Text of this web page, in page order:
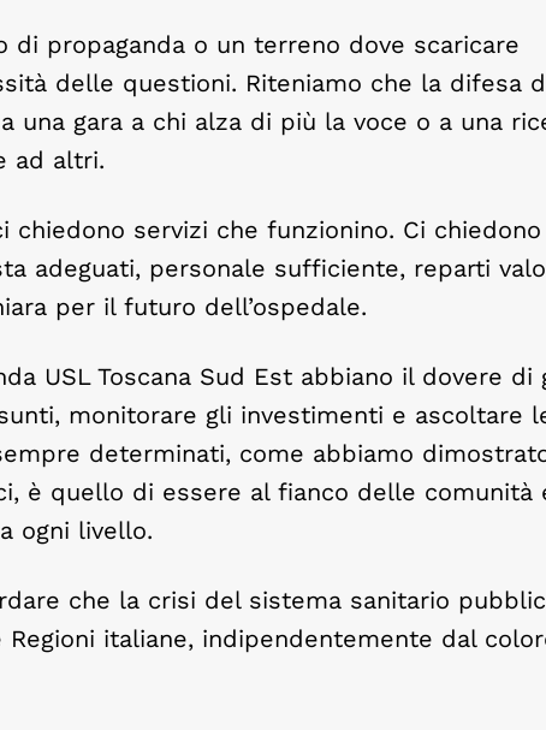
propaganda o un terreno dove scaricare
delle questioni. Riteniamo che la difesa
una gara a chi alza di più la voce o a una
ad altri.
servizi che funzionino. Ci
adeguati, personale sufficiente, reparti
per il futuro dell’ospedale.
USL Toscana Sud Est abbiano il dovere di
monitorare gli investimenti e ascoltare
determinati, come abbiamo
è quello di essere al fianco delle comunità
ogni livello.
che la crisi del sistema sanitario
italiane, indipendentemente dal